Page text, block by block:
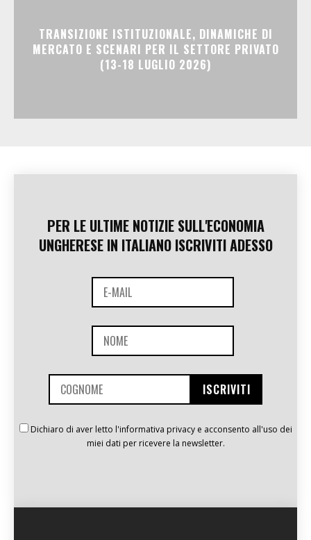
TRANSIZIONE ISTITUZIONALE, DINAMICHE DI
MERCATO E SCENARI PER IL SETTORE PRIVATO
(13-18 LUGLIO 2026)
PER LE ULTIME NOTIZIE SULL'ECONOMIA
UNGHERESE IN ITALIANO ISCRIVITI ADESSO
Dichiaro di aver letto l'informativa privacy e acconsento all'uso dei
miei dati per ricevere la newsletter.